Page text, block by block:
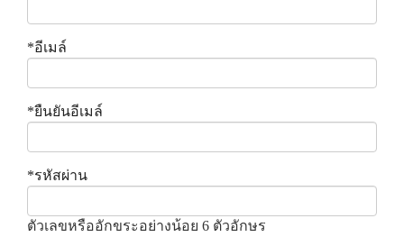
*อีเมล์
*ยืนยันอีเมล์
*รหัสผ่าน
ตัวเลขหรืออักขระอย่างน้อย 6 ตัวอักษร